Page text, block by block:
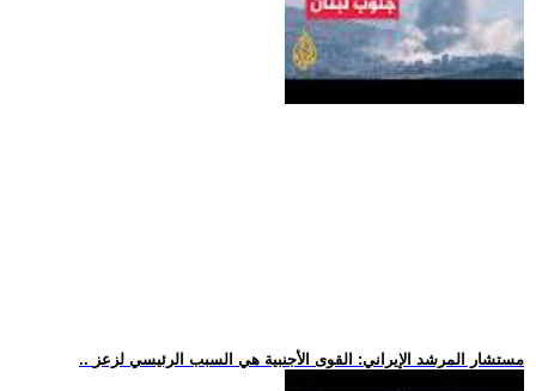
.. مستشار المرشد الإيراني: القوى الأجنبية هي السبب الرئيسي لزعز